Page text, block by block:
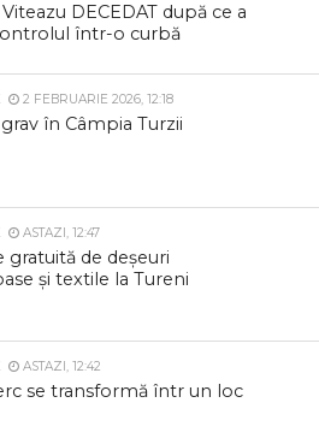
DECEDAT după ce a
într-o curbă
2 FEBRUARIE 2026, 12:18
în Câmpia Turzii
ASTAZI, 12:47
gratuită de deșeuri
și textile la Tureni
ASTAZI, 12:42
se transformă într un loc